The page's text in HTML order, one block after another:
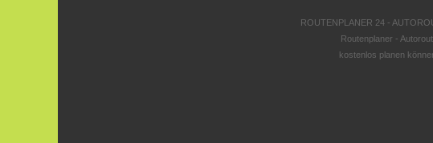
ROUTENPLANER 24 -
Routenplaner -
kostenlos planen